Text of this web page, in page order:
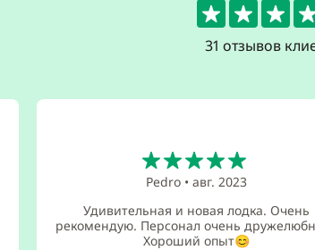
31 отзывов
Pedro• авг. 2023
Удивительная и новая лодка. Очень
рекомендую. Персонал очень
Хороший опыт😊